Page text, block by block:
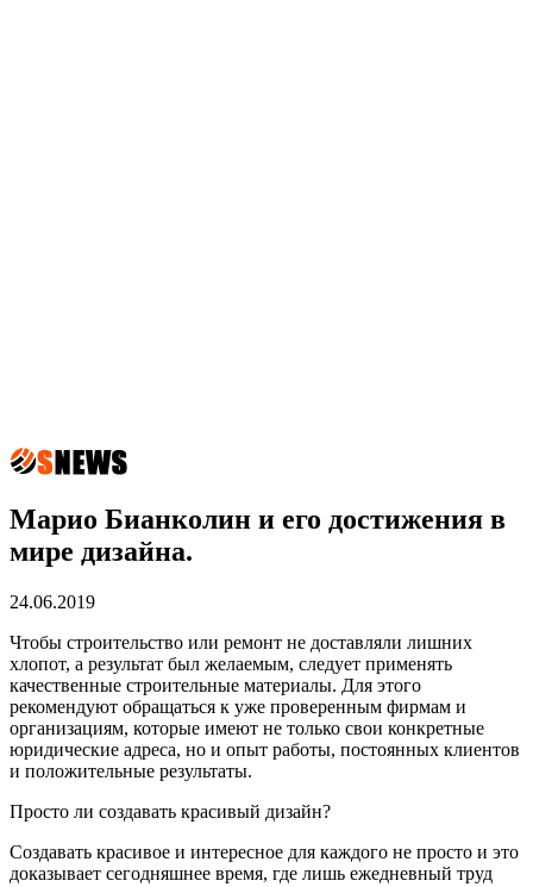
Марио Бианколин и его достижения в
мире дизайна.
24.06.2019
Чтобы строительство или ремонт не доставляли лишних
хлопот, а результат был желаемым, следует применять
качественные строительные материалы. Для этого
рекомендуют обращаться к уже проверенным фирмам и
организациям, которые имеют не только свои конкретные
юридические адреса, но и опыт работы, постоянных клиентов
и положительные результаты.
Просто ли создавать красивый дизайн?
Создавать красивое и интересное для каждого не просто и это
доказывает сегодняшнее время, где лишь ежедневный труд